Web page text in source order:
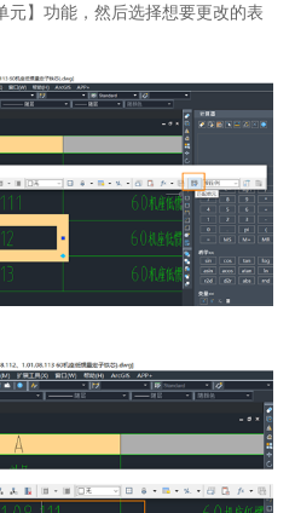
元】功能，然后选择想要更改的表